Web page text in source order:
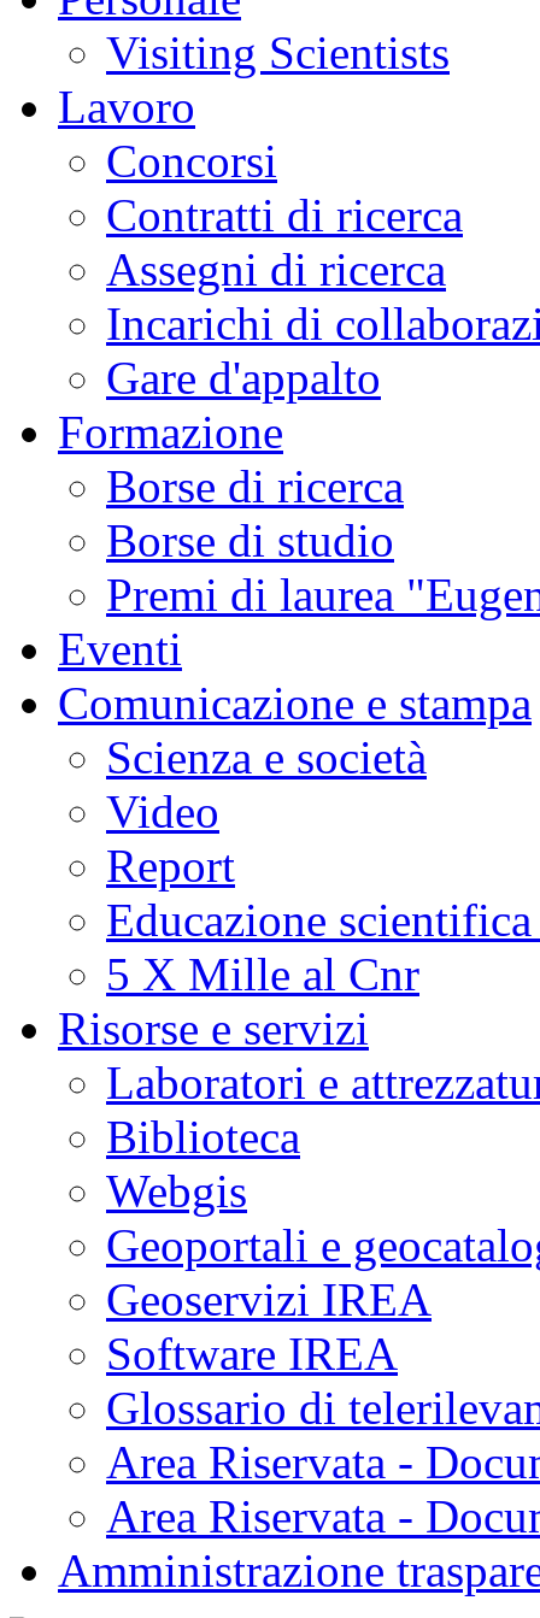
Visiting Scientists
Lavoro
Concorsi
Contratti di ricerca
Assegni di ricerca
Incarichi di
Gare d'appalto
Formazione
Borse di ricerca
Borse di studio
Premi di laurea
Eventi
Comunicazione e stampa
Scienza e società
Video
Report
Educazione
5 X Mille al Cnr
Risorse e servizi
Laboratori e
Biblioteca
Webgis
Geoportali e
Geoservizi IREA
Software IREA
Glossario di
Area Riservata -
Area Riservata -
Amministrazione